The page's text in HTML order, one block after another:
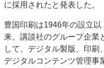
JAPAN PACK 2023 特集
中古印
特集・デジタル印刷 ～ 新成長軌道
案内
発刊案内
JFPI印刷用語
に採用されたと発表した。
豊国印刷は1946年の設立以
来、講談社のグループ企業
して、デジタル製版、印刷、
デジタルコンテンツ管理事